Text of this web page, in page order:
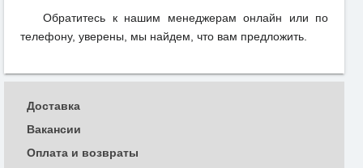
Обратитесь к нашим менеджерам онлайн или по
телефону, уверены, мы найдем, что вам предложить.
Доставка
Вакансии
Оплата и возвраты